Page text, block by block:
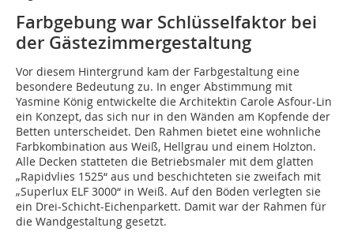
Farbgebung war Schlüsselfaktor bei
der Gästezimmergestaltung
Vor diesem Hintergrund kam der Farbgestaltung eine
besondere Bedeutung zu. In enger Abstimmung mit
Yasmine König entwickelte die Architektin Carole Asfour-Lin
ein Konzept, das sich nur in den Wänden am Kopfende der
Betten unterscheidet. Den Rahmen bietet eine wohnliche
Farbkombination aus Weiß, Hellgrau und einem Holzton.
Alle Decken statteten die Betriebsmaler mit dem glatten
„Rapidvlies 1525“ aus und beschichteten sie zweifach mit
„Superlux ELF 3000“ in Weiß. Auf den Böden verlegten sie
ein Drei-Schicht-Eichenparkett. Damit war der Rahmen für
die Wandgestaltung gesetzt.